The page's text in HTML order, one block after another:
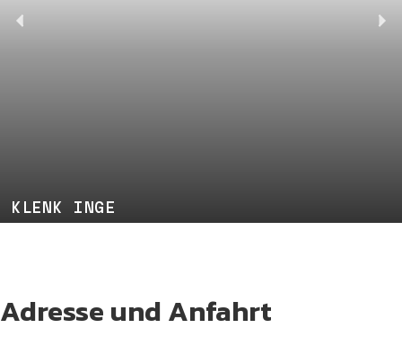
KLENK INGE
Adresse und Anfahrt